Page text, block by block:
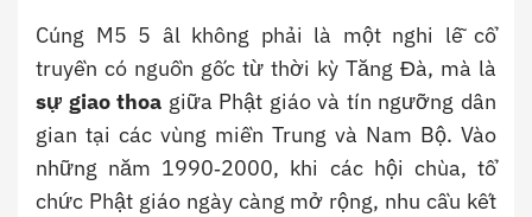
Cúng M5 5 âl không phải là một nghi lễ cổ
truyền có nguồn gốc từ thời kỳ Tăng Đà, mà là
sự giao thoa giữa Phật giáo và tín ngưỡng dân
gian tại các vùng miền Trung và Nam Bộ. Vào
những năm 1990‑2000, khi các hội chùa, tổ
chức Phật giáo ngày càng mở rộng, nhu cầu kết